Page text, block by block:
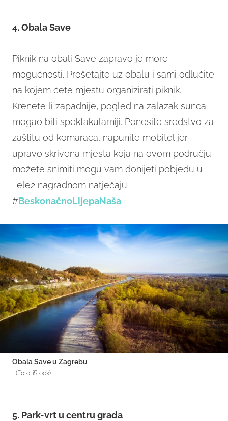
4. Obala Save
Piknik na obali Save zapravo je more
mogućnosti. Prošetajte uz obalu i sami odlučite
na kojem ćete mjestu organizirati piknik.
Krenete li zapadnije, pogled na zalazak sunca
mogao biti spektakularniji. Ponesite sredstvo za
zaštitu od komaraca, napunite mobitel jer
upravo skrivena mjesta koja na ovom području
možete snimiti mogu vam donijeti pobjedu u
Tele2 nagradnom natječaju
#BeskonačnoLijepaNaša.
Obala Save u Zagrebu
(Foto: iStock)
5. Park-vrt u centru grada